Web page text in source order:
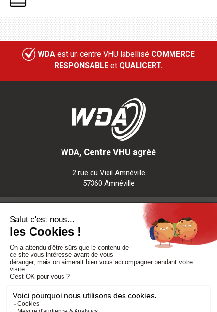
WDA est un centre VHU labellisé COMMERCE
RESPONSABLE et QUALICERT.
WDA, Centre VHU agréé
2 rue du Vieil Amnéville
57360 Amnéville
Besoin d'aide